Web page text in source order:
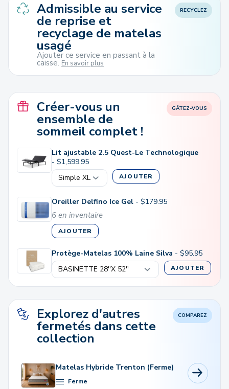
Admissible au service
de reprise et
recyclage de matelas
usagé
Ajouter ce service en passant à la
caisse. En savoir plus
RECYCLEZ
Créer-vous un
ensemble de
sommeil complet !
GÂTEZ-VOUS
Lit ajustable 2.5 Quest-Le Technologique
- $1,599.95
AJOUTER
Oreiller Delfino Ice Gel - $179.95
6 en inventaire
AJOUTER
Protège-Matelas 100% Laine Silva - $95.95
AJOUTER
Explorez d'autres
fermetés dans cette
collection
COMPAREZ
Matelas Hybride Trenton (Ferme)
Ferme